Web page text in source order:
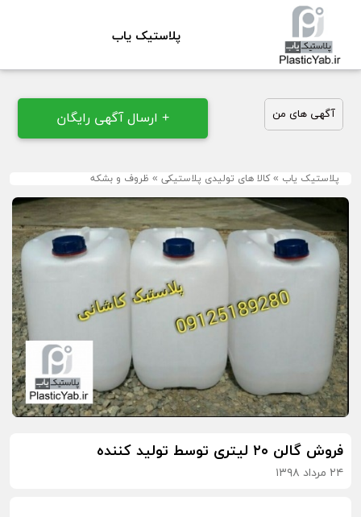
پلاستیک یاب
آگهی های من + ارسال آگهی رایگان
پلاستیک یاب » کالا های تولیدی پلاستیکی » ظروف و بشکه
فروش گالن ۲۰ لیتری توسط تولید کننده
۲۴ مرداد ۱۳۹۸